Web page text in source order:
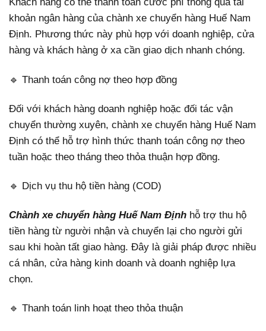
Khách hàng có thể thanh toán cước phí thông qua tài
khoản ngân hàng của chành xe chuyển hàng Huế Nam
Định. Phương thức này phù hợp với doanh nghiệp, cửa
hàng và khách hàng ở xa cần giao dịch nhanh chóng.
🔹 Thanh toán công nợ theo hợp đồng
Đối với khách hàng doanh nghiệp hoặc đối tác vận
chuyển thường xuyên, chành xe chuyển hàng Huế Nam
Định có thể hỗ trợ hình thức thanh toán công nợ theo
tuần hoặc theo tháng theo thỏa thuận hợp đồng.
🔹 Dịch vụ thu hộ tiền hàng (COD)
Chành xe chuyển hàng Huế Nam Định hỗ trợ thu hộ
tiền hàng từ người nhận và chuyển lại cho người gửi
sau khi hoàn tất giao hàng. Đây là giải pháp được nhiều
cá nhân, cửa hàng kinh doanh và doanh nghiệp lựa
chọn.
🔹 Thanh toán linh hoạt theo thỏa thuận